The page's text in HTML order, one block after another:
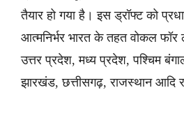
तैयार हो गया है। इस ड्रॉफ्ट को
आत्मनिर्भर भारत के तहत वोकल फॉर
उत्तर प्रदेश, मध्य प्रदेश, पश्चिम
झारखंड, छत्तीसगढ़, राजस्थान आदि